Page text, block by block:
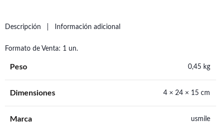
Descripción Información adicional
Formato de Venta: 1 un.
Peso 0,45 kg
Dimensiones 4 × 24 × 15 cm
Marca usmile